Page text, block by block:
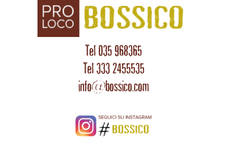
Tel 035 968365
Tel 333 2455535
info@bossico.com